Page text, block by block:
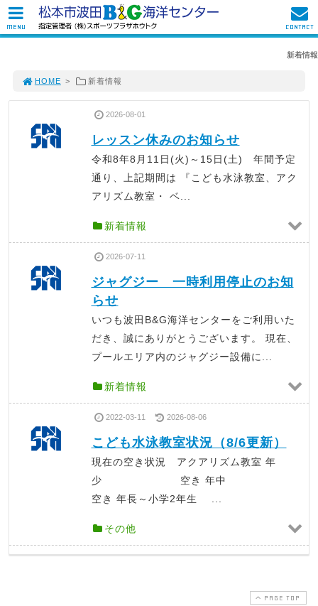
新着情報
HOME > 新着情報
2026-08-01
レッスン休みのお知らせ
令和8年8月11日(火)～15日(土) 年間予定
通り、上記期間は 『こども水泳教室、アク
アリズム教室・ ベ...
新着情報
2026-07-11
ジャグジー 一時利用停止のお知
らせ
いつも波田B&G海洋センターをご利用いた
だき、誠にありがとうございます。 現在、
プールエリア内のジャグジー設備に...
新着情報
2022-03-11 2026-08-06
こども水泳教室状況（8/6更新）
現在の空き状況 アクアリズム教室 年
少 空き 年中
空き 年長～小学2年生 ...
その他
PAGE TOP
MENU CONTACT